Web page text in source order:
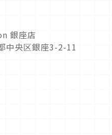
銀座店
中央区銀座3-2-11